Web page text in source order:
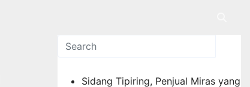
Sidang Tipiring, Penjual Miras yang